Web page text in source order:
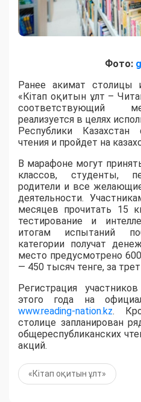
Фото:
Ранее акимат
«Кітап оқитын ұлт –
соответствующий
реализуется в целях
Республики
чтения и пройдет на
В марафоне могут
классов, студенты,
родители и все
деятельности.
месяцев прочитать 15
тестирование и
итогам испытаний
категории получат
место предусмотрено
— 450 тысяч тенге, за
Регистрация
этого года на
www.reading-nation.kz.
столице запланирован
общереспубликанских
акций.
«Кітап оқитын ұлт»